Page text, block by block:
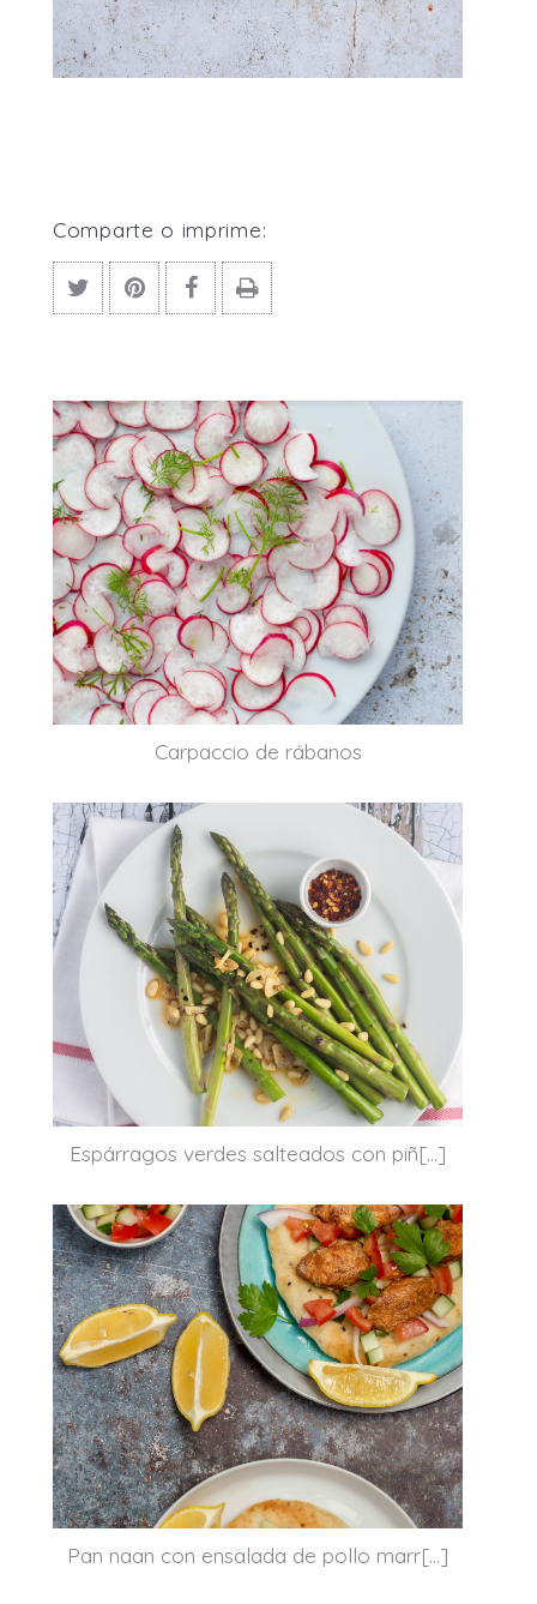
Comparte o imprime:
Carpaccio de rábanos
Espárragos verdes salteados con piñ[...]
Pan naan con ensalada de pollo marr[...]